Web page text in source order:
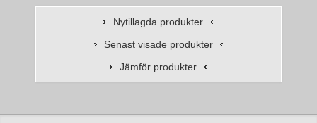
Nytillagda produkter
Senast visade produkter
Jämför produkter